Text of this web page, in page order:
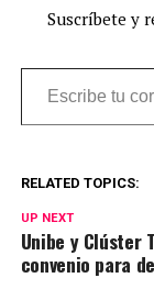
Suscríbete y
Escribe tu correo electrónico…
RELATED TOPICS:
UP NEXT
Unibe y Clúster
convenio para